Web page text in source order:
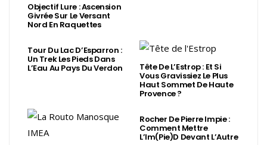
Objectif Lure : Ascension
Givrée Sur Le Versant
Nord En Raquettes
Tour Du Lac D’Esparron :
Un Trek Les Pieds Dans
L’Eau Au Pays Du Verdon Tête De L’Estrop : Et Si
Vous Gravissiez Le Plus
Haut Sommet De Haute
Provence ?
Rocher De Pierre Impie :
Comment Mettre
L’Im(Pie)d Devant L’Autre